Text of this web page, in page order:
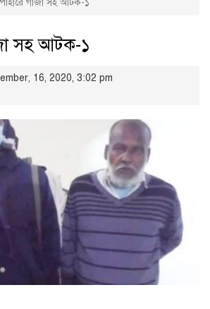
গাঁজা সহ আটক-১
সহ আটক-১
16, 2020, 3:02 pm